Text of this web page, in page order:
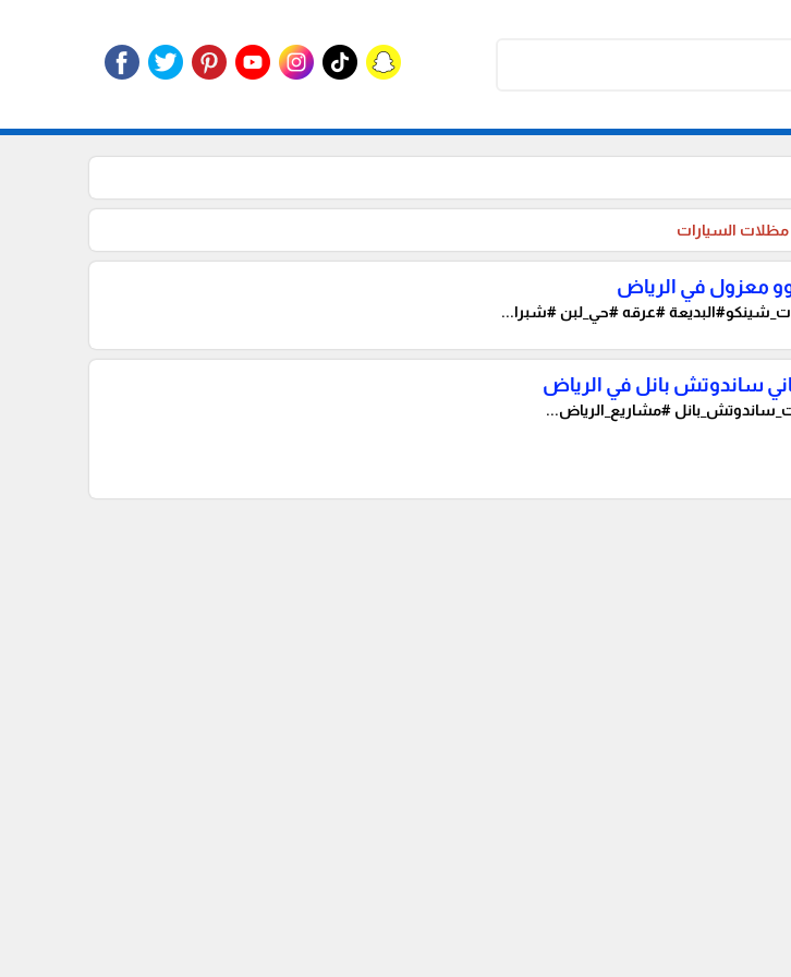
معزول في الرياض
#عرقه #حي_لبن #شبرا...
ساندوتش بانل في الرياض
#مشاريع_الرياض...